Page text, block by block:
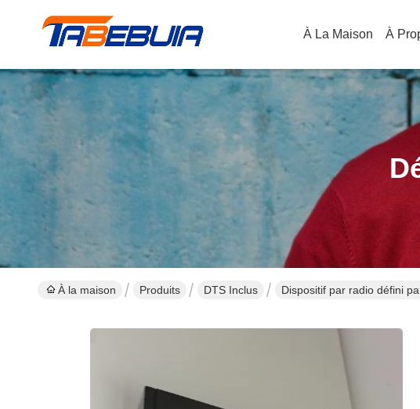
À La Maison À
À la maison Produits DTS Inclus Dispositif par radio défini